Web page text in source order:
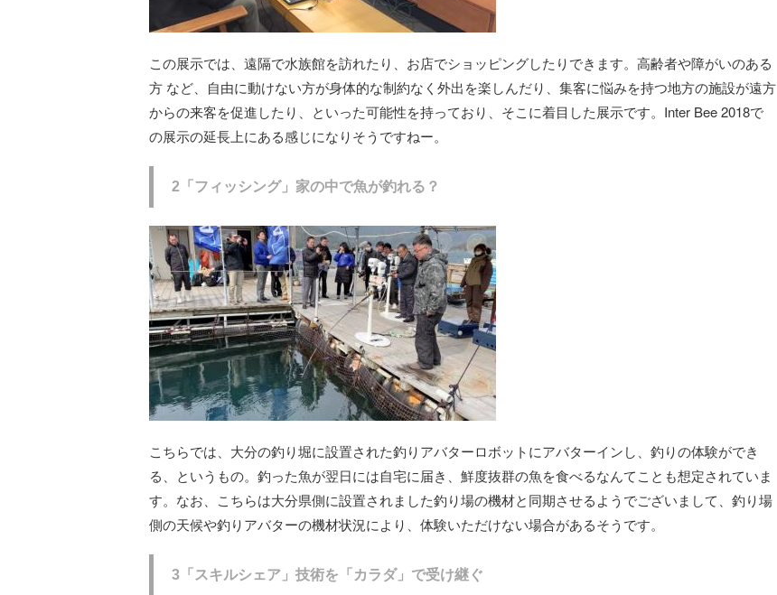
この展示では、遠隔で水族館を訪れたり、お店でショッピングしたりできます。高齢者や障がいのある
方 など、自由に動けない方が身体的な制約なく外出を楽しんだり、集客に悩みを持つ地方の施設が遠方
からの来客を促進したり、といった可能性を持っており、そこに着目した展示です。Inter Bee 2018で
の展示の延長上にある感じになりそうですねー。
2「フィッシング」家の中で魚が釣れる？
こちらでは、大分の釣り堀に設置された釣りアバターロボットにアバターインし、釣りの体験ができ
る、というもの。釣った魚が翌日には自宅に届き、鮮度抜群の魚を食べるなんてことも想定されていま
す。なお、こちらは大分県側に設置されました釣り場の機材と同期させるようでございまして、釣り場
側の天候や釣りアバターの機材状況により、体験いただけない場合があるそうです。
3「スキルシェア」技術を「カラダ」で受け継ぐ